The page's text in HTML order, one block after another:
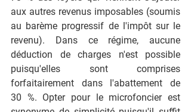
aux autres revenus imposables (soumis
au barème progressif de l'impôt sur le
revenu). Dans ce régime, aucune
déduction de charges n'est possible
puisqu'elles sont comprises
forfaitairement dans l'abattement de
30 %. Opter pour le microfoncier est